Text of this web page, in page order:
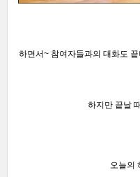
하면서~ 참여자들과의 대화도 끝
하지만 끝날
오늘의